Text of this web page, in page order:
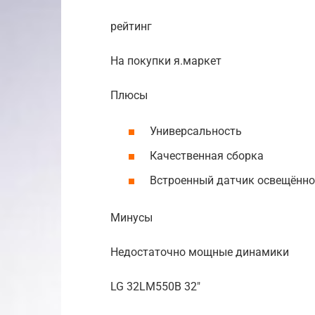
рейтинг
На покупки я.маркет
Плюсы
Универсальность
Качественная сборка
Встроенный датчик
Минусы
Недостаточно мощные динамики
LG 32LM550B 32″